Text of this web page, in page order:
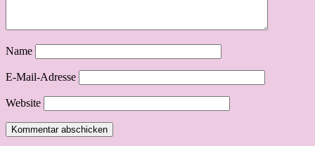
Name
E-Mail-Adresse
Website